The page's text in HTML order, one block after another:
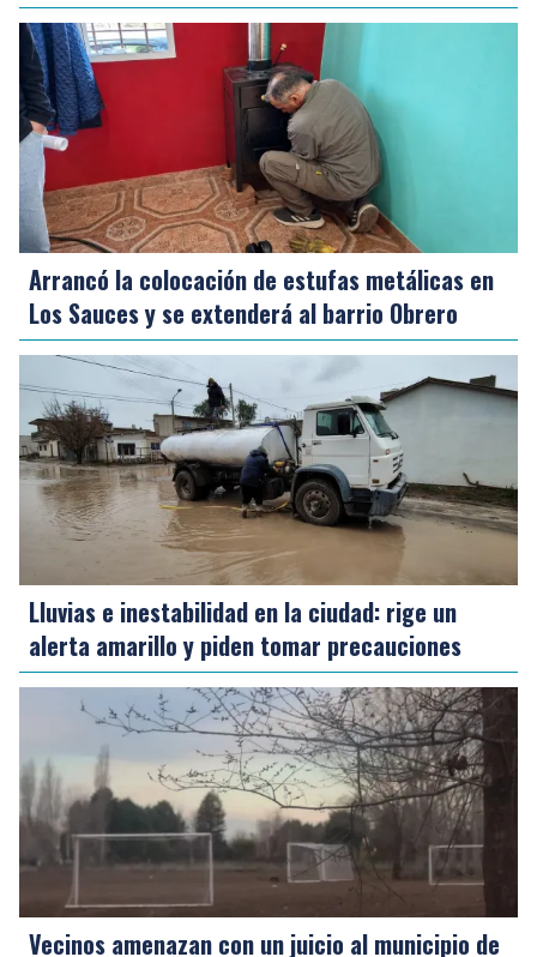
Arrancó la colocación de estufas metálicas en
Los Sauces y se extenderá al barrio Obrero
Lluvias e inestabilidad en la ciudad: rige un
alerta amarillo y piden tomar precauciones
Vecinos amenazan con un juicio al municipio de